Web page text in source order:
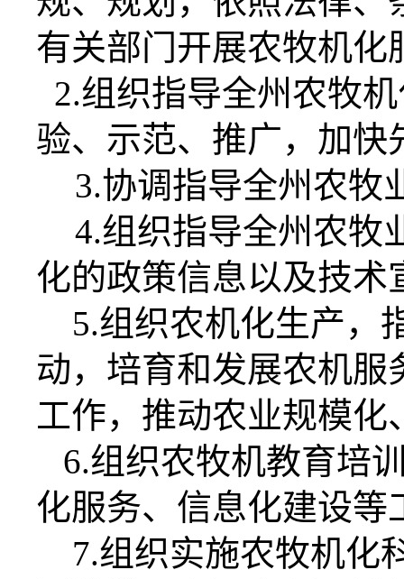
有关部门开展农牧机化
2.组织指导全州农牧
验、示范、推广，加快
3.协调指导全州农牧
4.组织指导全州农牧
化的政策信息以及技
5.组织农机化生产，
动，培育和发展农机
工作，推动农业规模
6.组织农牧机教育培
化服务、信息化建设等
7.组织实施农牧机化